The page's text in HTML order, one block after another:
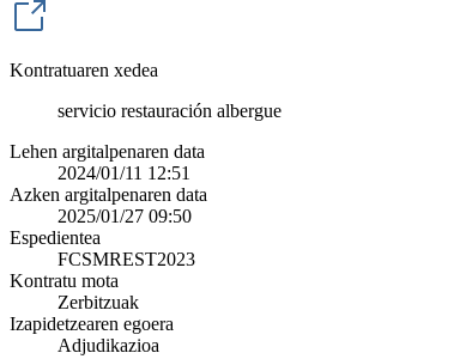
Kontratuaren xedea
servicio restauración albergue
Lehen argitalpenaren data
2024/01/11 12:51
Azken argitalpenaren data
2025/01/27 09:50
Espedientea
FCSMREST2023
Kontratu mota
Zerbitzuak
Izapidetzearen egoera
Adjudikazioa